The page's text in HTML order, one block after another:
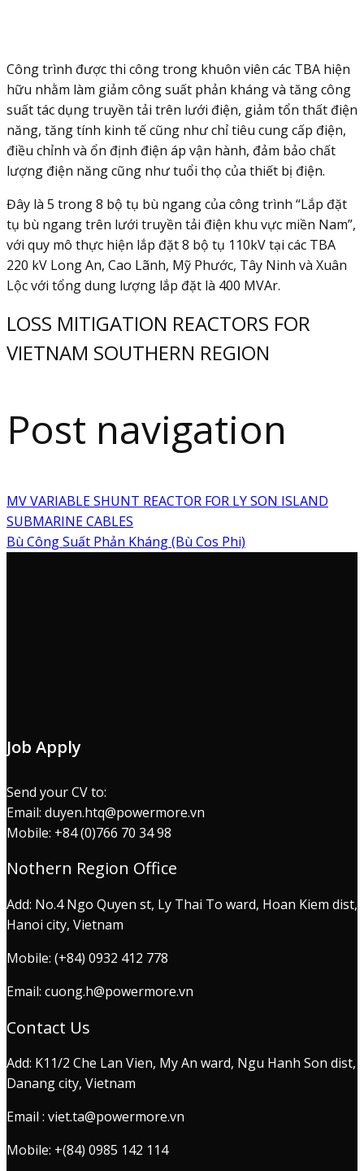
Công trình được thi công trong khuôn viên các TBA hiện
hữu nhằm làm giảm công suất phản kháng và tăng công
suất tác dụng truyền tải trên lưới điện, giảm tổn thất điện
năng, tăng tính kinh tế cũng như chỉ tiêu cung cấp điện,
điều chỉnh và ổn định điện áp vận hành, đảm bảo chất
lượng điện năng cũng như tuổi thọ của thiết bị điện.
Đây là 5 trong 8 bộ tụ bù ngang của công trình “Lắp đặt
tụ bù ngang trên lưới truyền tải điện khu vực miền Nam”,
với quy mô thực hiện lắp đặt 8 bộ tụ 110kV tại các TBA
220 kV Long An, Cao Lãnh, Mỹ Phước, Tây Ninh và Xuân
Lộc với tổng dung lượng lắp đặt là 400 MVAr.
LOSS MITIGATION REACTORS FOR
VIETNAM SOUTHERN REGION
Post navigation
MV VARIABLE SHUNT REACTOR FOR LY SON ISLAND
SUBMARINE CABLES
Bù Công Suất Phản Kháng (Bù Cos Phi)
Job Apply
Send your CV to:
Email: duyen.htq@powermore.vn
Mobile: +84 (0)766 70 34 98
Nothern Region Office
Add: No.4 Ngo Quyen st, Ly Thai To ward, Hoan Kiem dist,
Hanoi city, Vietnam
Mobile: (+84) 0932 412 778
Email: cuong.h@powermore.vn
Contact Us
Add: K11/2 Che Lan Vien, My An ward, Ngu Hanh Son dist,
Danang city, Vietnam
Email : viet.ta@powermore.vn
Mobile: +(84) 0985 142 114